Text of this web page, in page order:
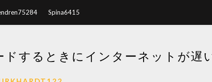
Spina6415
するときにインターネットが遅